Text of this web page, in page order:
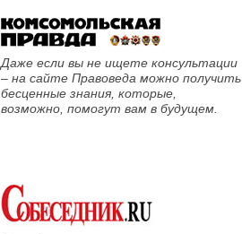
Даже если вы не ищете консультации
– на сайте Правоведа можно получить
бесценные знания, которые,
возможно, помогут вам в будущем.